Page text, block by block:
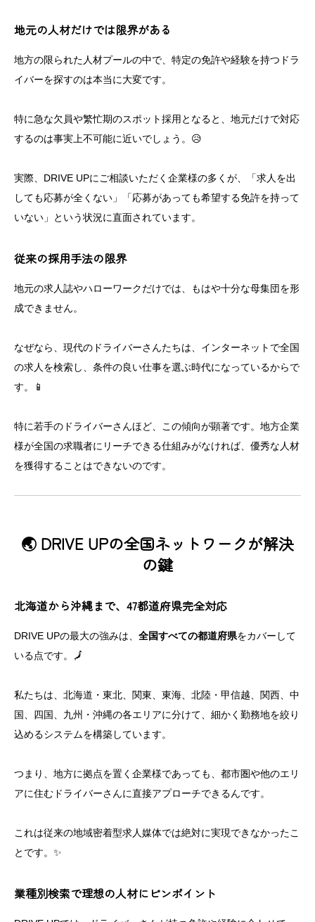
地元の人材だけでは限界がある
地方の限られた人材プールの中で、特定の免許や経験を持つドラ
イバーを探すのは本当に大変です。
特に急な欠員や繁忙期のスポット採用となると、地元だけで対応
するのは事実上不可能に近いでしょう。😥
実際、DRIVE UPにご相談いただく企業様の多くが、「求人を出
しても応募が全くない」「応募があっても希望する免許を持って
いない」という状況に直面されています。
従来の採用手法の限界
地元の求人誌やハローワークだけでは、もはや十分な母集団を形
成できません。
なぜなら、現代のドライバーさんたちは、インターネットで全国
の求人を検索し、条件の良い仕事を選ぶ時代になっているからで
す。📱
特に若手のドライバーさんほど、この傾向が顕著です。地方企業
様が全国の求職者にリーチできる仕組みがなければ、優秀な人材
を獲得することはできないのです。
🌏 DRIVE UPの全国ネットワークが解決
の鍵
北海道から沖縄まで、47都道府県完全対応
DRIVE UPの最大の強みは、 全国すべての都道府県をカバーして
いる点です。🗾
私たちは、北海道・東北、関東、東海、北陸・甲信越、関西、中
国、四国、九州・沖縄の各エリアに分けて、細かく勤務地を絞り
込めるシステムを構築しています。
つまり、地方に拠点を置く企業様であっても、都市圏や他のエリ
アに住むドライバーさんに直接アプローチできるんです。
これは従来の地域密着型求人媒体では絶対に実現できなかったこ
とです。✨
業種別検索で理想の人材にピンポイント